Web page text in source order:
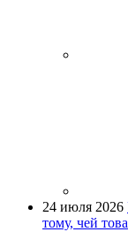
24 июля 2026
тому, чей